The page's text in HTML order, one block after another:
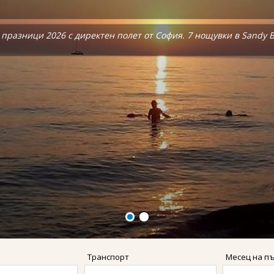
Бохол, Ел Нидо и Боракай.
2026 с директен полет от София. 7 нощувки в Sandy
Бохол, Ел Нидо и Боракай.
2026 с директен полет от София. 7 нощувки в Sandy
Транспорт Месец на